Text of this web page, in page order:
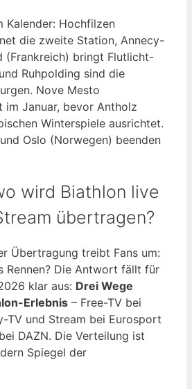
Kalender: Hochfilzen
die zweite Station, Annecy-
(Frankreich) bringt Flutlicht-
Ruhpolding sind die
Nove Mesto
im Januar, bevor Antholz
Winterspiele ausrichtet.
Oslo (Norwegen) beenden
wird Biathlon live
übertragen?
Übertragung treibt Fans um:
Rennen? Die Antwort fällt für
klar aus: Drei Wege
Erlebnis – Free-TV bei
TV und Stream bei Eurosport
DAZN. Die Verteilung ist
Spiegel der